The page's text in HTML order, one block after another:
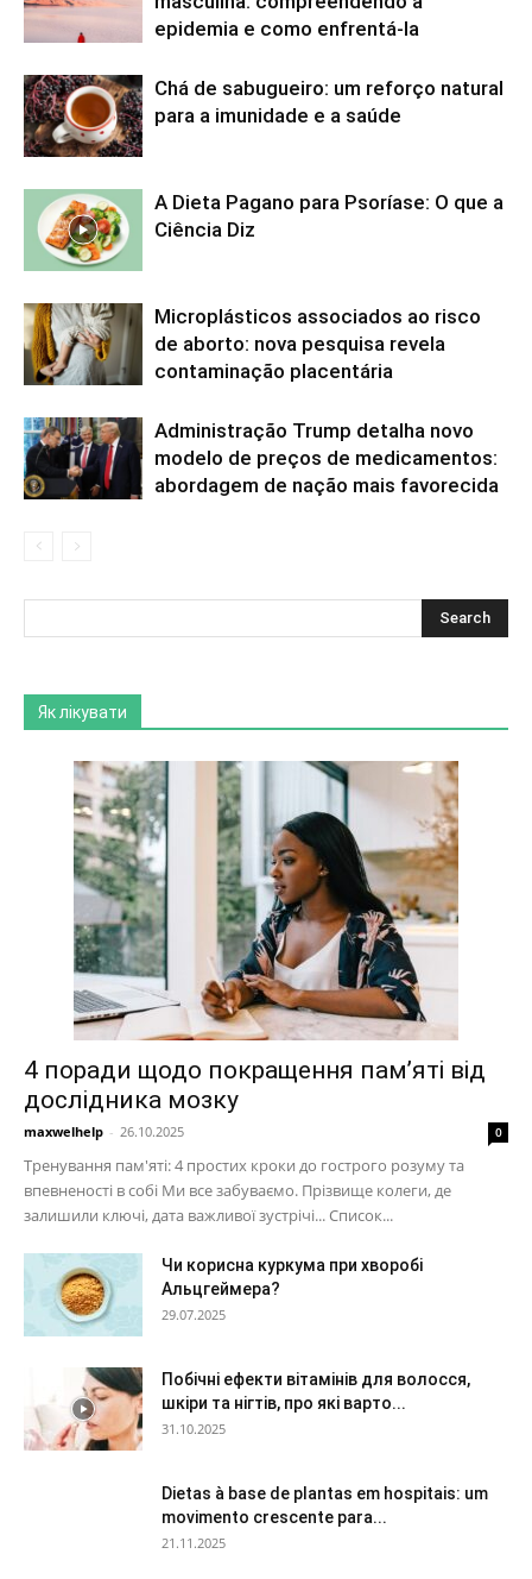
epidemia e como enfrentá-la
Chá de sabugueiro: um reforço natural
para a imunidade e a saúde
A Dieta Pagano para Psoríase: O que a
Ciência Diz
Microplásticos associados ao risco
de aborto: nova pesquisa revela
contaminação placentária
Administração Trump detalha novo
modelo de preços de medicamentos:
abordagem de nação mais favorecida
Як лікувати
4 поради щодо покращення пам’яті від
дослідника мозку
maxwelhelp - 26.10.2025 0
Тренування пам'яті: 4 простих кроки до гострого розуму та
впевненості в собі Ми все забуваємо. Прізвище колеги, де
залишили ключі, дата важливої ​​зустрічі... Список...
Чи корисна куркума при хворобі
Альцгеймера?
29.07.2025
Побічні ефекти вітамінів для волосся,
шкіри та нігтів, про які варто...
31.10.2025
Dietas à base de plantas em hospitais: um
movimento crescente para...
21.11.2025